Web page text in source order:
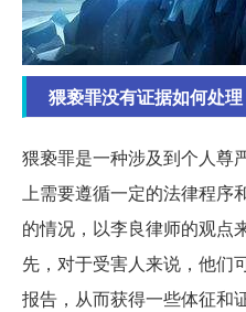
猥亵罪没有证据如何处理
猥亵罪是一种涉及到个人尊
上需要遵循一定的法律程序
的情况，以李良律师的观点
先，对于受害人来说，他们
报告，从而获得一些体征和